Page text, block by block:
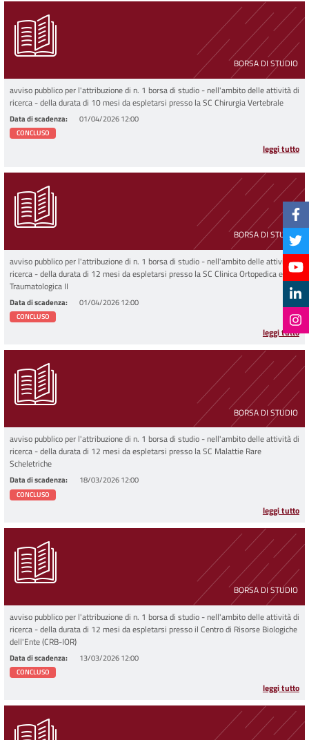
BORSA DI STUDIO
avviso pubblico per l'attribuzione di n. 1 borsa di studio - nell'ambito delle attività di
ricerca - della durata di 10 mesi da espletarsi presso la SC Chirurgia Vertebrale
Data di scadenza 01/04/2026 12:00
CONCLUSO
leggi tutto
BORSA DI STUDIO
avviso pubblico per l'attribuzione di n. 1 borsa di studio - nell'ambito delle attività di
ricerca - della durata di 12 mesi da espletarsi presso la SC Clinica Ortopedica e
Traumatologica II
Data di scadenza 01/04/2026 12:00
CONCLUSO
leggi tutto
BORSA DI STUDIO
avviso pubblico per l'attribuzione di n. 1 borsa di studio - nell'ambito delle attività di
ricerca - della durata di 12 mesi da espletarsi presso la SC Malattie Rare
Scheletriche
Data di scadenza 18/03/2026 12:00
CONCLUSO
leggi tutto
BORSA DI STUDIO
avviso pubblico per l'attribuzione di n. 1 borsa di studio - nell'ambito delle attività di
ricerca - della durata di 12 mesi da espletarsi presso il Centro di Risorse Biologiche
dell'Ente (CRB-IOR)
Data di scadenza 13/03/2026 12:00
CONCLUSO
leggi tutto